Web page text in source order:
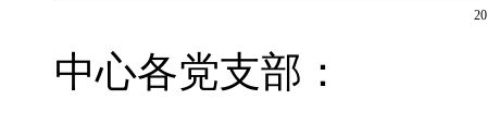
中心各党支部：